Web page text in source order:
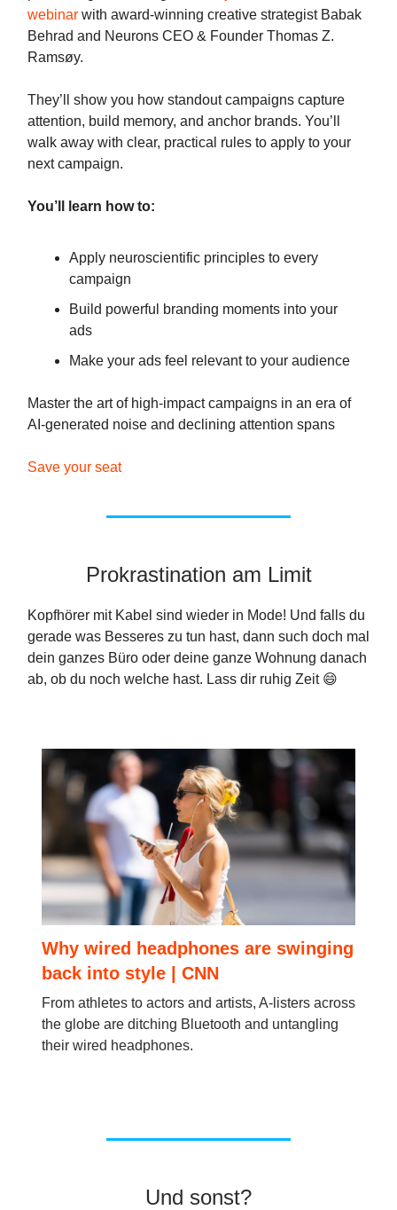
webinar with award-winning creative strategist Babak
Behrad and Neurons CEO & Founder Thomas Z.
Ramsøy.
They’ll show you how standout campaigns capture
attention, build memory, and anchor brands. You’ll
walk away with clear, practical rules to apply to your
next campaign.
You’ll learn how to:
Apply neuroscientific principles to every
campaign
Build powerful branding moments into your
ads
Make your ads feel relevant to your audience
Master the art of high-impact campaigns in an era of
AI-generated noise and declining attention spans
Save your seat
Prokrastination am Limit
Kopfhörer mit Kabel sind wieder in Mode! Und falls du
gerade was Besseres zu tun hast, dann such doch mal
dein ganzes Büro oder deine ganze Wohnung danach
ab, ob du noch welche hast. Lass dir ruhig Zeit 😄
Why wired headphones are swinging
back into style | CNN
From athletes to actors and artists, A-listers across
the globe are ditching Bluetooth and untangling
their wired headphones.
Und sonst?